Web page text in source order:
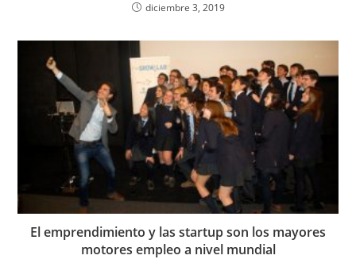
diciembre 3, 2019
El emprendimiento y las startup son los mayores
motores empleo a nivel mundial